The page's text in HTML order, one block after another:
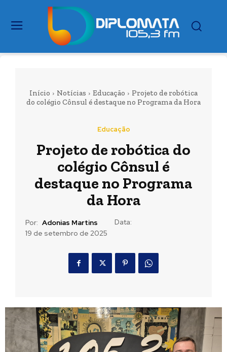
Início Notícias Educação
Projeto de robótica
do colégio Cônsul é destaque no Programa da Hora
Educação
Projeto de robótica do
colégio Cônsul é
destaque no Programa
da Hora
Por: Adonias Martins
Data:
19 de setembro de 2025